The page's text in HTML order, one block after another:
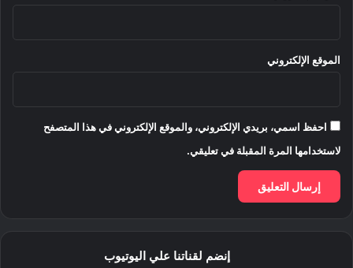
الموقع الإلكتروني
احفظ اسمي، بريدي الإلكتروني، والموقع الإلكتروني في هذا المتصفح
لاستخدامها المرة المقبلة في تعليقي.
إنضم لقناتنا علي اليوتيوب